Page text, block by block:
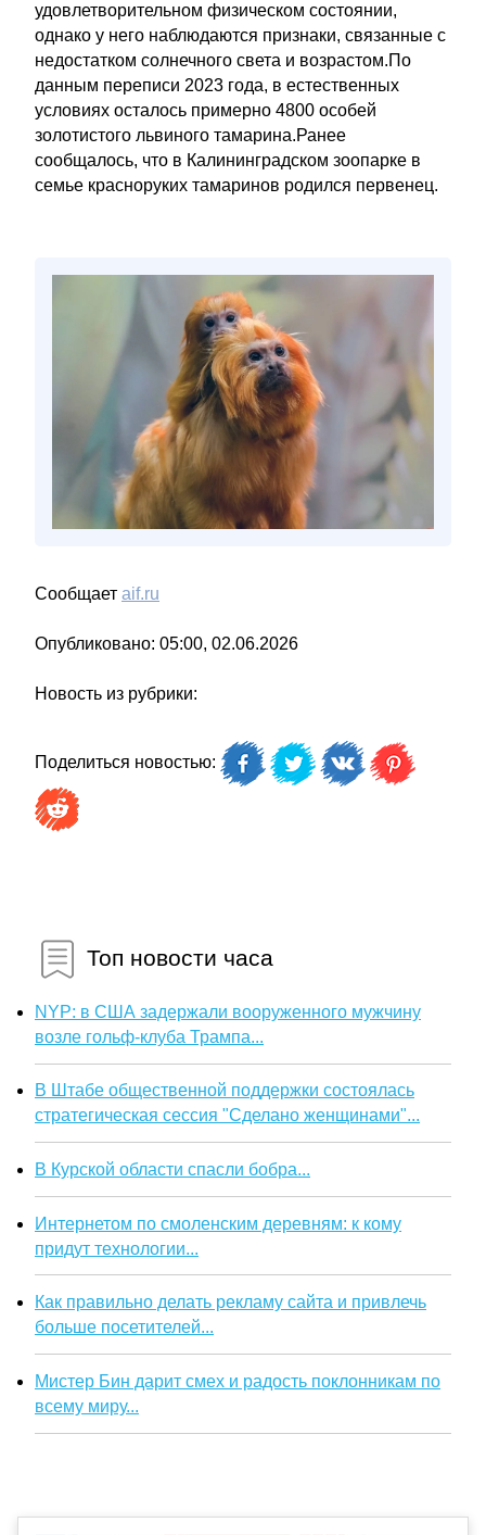
удовлетворительном физическом состоянии,
однако у него наблюдаются признаки, связанные с
недостатком солнечного света и возрастом.По
данным переписи 2023 года, в естественных
условиях осталось примерно 4800 особей
золотистого львиного тамарина.Ранее
сообщалось, что в Калининградском зоопарке в
семье красноруких тамаринов родился первенец.
Сообщает aif.ru
Опубликовано: 05:00, 02.06.2026
Новость из рубрики:
Поделиться новостью:
Топ новости часа
NYP: в США задержали вооруженного мужчину
возле гольф-клуба Трампа...
В Штабе общественной поддержки состоялась
стратегическая сессия "Сделано женщинами"...
В Курской области спасли бобра...
Интернетом по смоленским деревням: к кому
придут технологии...
Как правильно делать рекламу сайта и привлечь
больше посетителей...
Мистер Бин дарит смех и радость поклонникам по
всему миру...